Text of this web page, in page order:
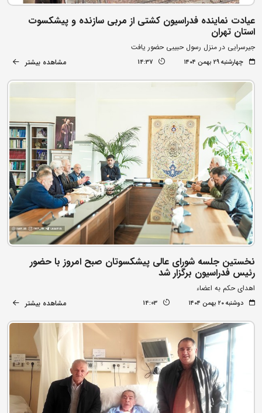
عیادت نماینده فدراسیون کشتی از مربی سازنده و پیشکسوت
استان تهران
جیرسرایی در منزل رسول حبیبی حضور یافت
چهارشنبه ۲۹ بهمن ۱۴۰۴ 14:37 مشاهده بیشتر
نخستین جلسه شورای عالی پیشکسوتان صبح امروز با حضور
رئیس فدراسیون برگزار شد
اهدای حکم به اعضاء
دوشنبه ۲۰ بهمن ۱۴۰۴ 14:03 مشاهده بیشتر